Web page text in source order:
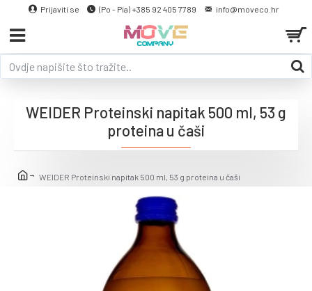
Prijaviti se (Po - Pia) +385 92 405 7789 info@moveco.hr
WEIDER Proteinski napitak 500 ml, 53 g proteina u čaši
WEIDER Proteinski napitak 500 ml, 53 g
proteina u čaši